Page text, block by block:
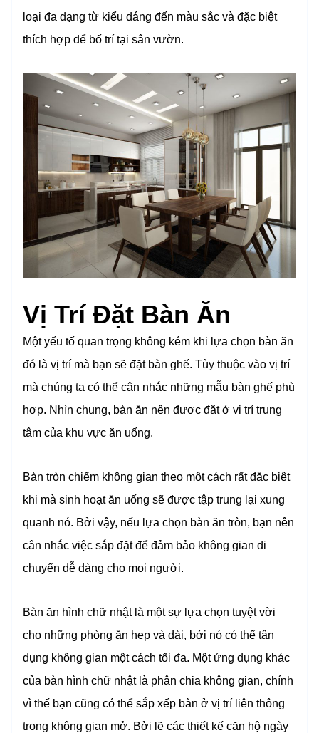
loại đa dạng từ kiểu dáng đến màu sắc và đặc biệt
thích hợp để bố trí tại sân vườn.
Vị Trí Đặt Bàn Ăn
Một yếu tố quan trọng không kém khi lựa chọn bàn ăn
đó là vị trí mà bạn sẽ đặt bàn ghế. Tùy thuộc vào vị trí
mà chúng ta có thể cân nhắc những mẫu bàn ghế phù
hợp. Nhìn chung, bàn ăn nên được đặt ở vị trí trung
tâm của khu vực ăn uống.
Bàn tròn chiếm không gian theo một cách rất đặc biệt
khi mà sinh hoạt ăn uống sẽ được tập trung lại xung
quanh nó. Bởi vậy, nếu lựa chọn bàn ăn tròn, bạn nên
cân nhắc việc sắp đặt để đảm bảo không gian di
chuyển dễ dàng cho mọi người.
Bàn ăn hình chữ nhật là một sự lựa chọn tuyệt vời
cho những phòng ăn hẹp và dài, bởi nó có thể tận
dụng không gian một cách tối đa. Một ứng dụng khác
của bàn hình chữ nhật là phân chia không gian, chính
vì thế bạn cũng có thể sắp xếp bàn ở vị trí liên thông
trong không gian mở. Bởi lẽ các thiết kế căn hộ ngày